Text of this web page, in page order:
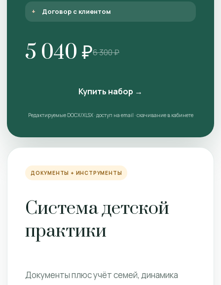
Договор с клиентом
5 040 ₽6 300 ₽
Купить набор →
Редактируемые DOCX/XLSX · доступ на email · скачивание в кабинете
ДОКУМЕНТЫ + ИНСТРУМЕНТЫ
Система детской
практики
Документы плюс учёт семей, динамика